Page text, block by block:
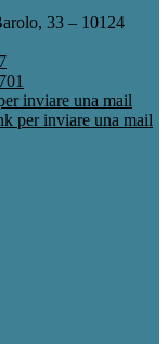
33 – 10124
inviare una mail
per inviare una mail